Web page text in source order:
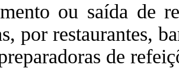
ou saída de
por restaurantes,
de